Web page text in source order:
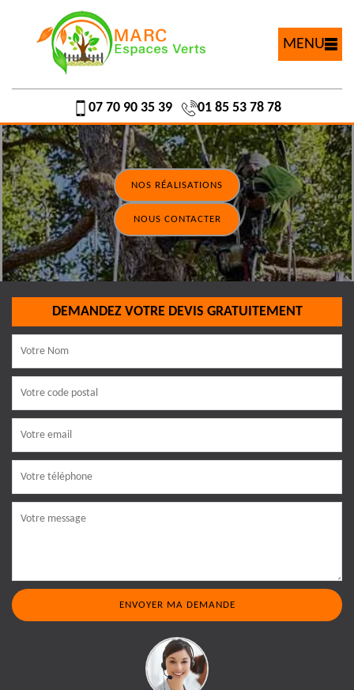
MENU
07 70 90 35 39 01 85 53 78 78
NOS RÉALISATIONS
NOUS CONTACTER
DEMANDEZ VOTRE DEVIS GRATUITEMENT